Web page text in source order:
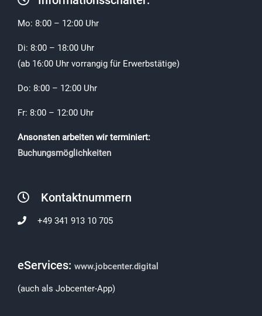
Mo: 8:00 – 12:00 Uhr
Di: 8:00 – 18:00 Uhr
(ab 16:00 Uhr vorrangig für Erwerbstätige)
Do: 8:00 – 12:00 Uhr
Fr: 8:00 – 12:00 Uhr
Ansonsten arbeiten wir terminiert:
Buchungsmöglichkeiten
Kontaktnummern
+49 341 913 10 705
eServices: www.jobcenter.digital
(auch als Jobcenter-App)